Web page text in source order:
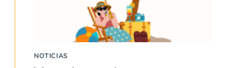
NOTICIAS